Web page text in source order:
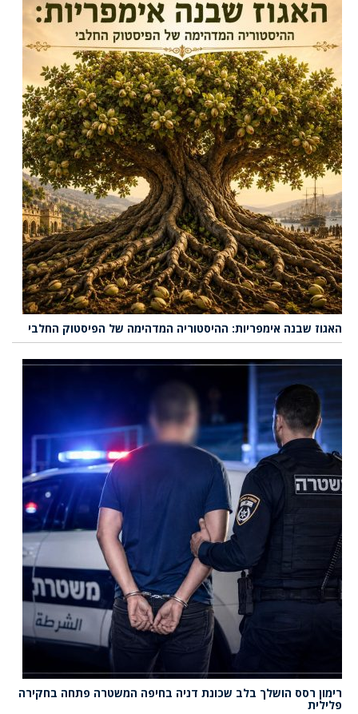
האגוז שבנה אימפריות: ההיסטוריה המדהימה של הפיסטוק החלבי
רימון רסס הושלך בלב שכונת דניה בחיפה המשטרה פתחה בחקירה
פלילית